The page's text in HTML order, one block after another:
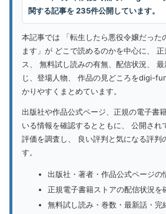
関する記事を 235件公開しています。
本記事では 「転生したら悪役令嬢だった
ます」が どこで読めるのかを中心に、
ス、 無料試し読みの有無、配信状況、
じ、登場人物、 作品の見どころをdigi-
かりやすくまとめています。
出版社や作品公式ページ、正規の電子書
いる情報を確認するとともに、 公開され
評価を調査し、 良い評判と気になる評判
す。
出版社・著者・作品公式ページの
正規電子書籍ストアの配信状況を
無料試し読み・巻数・最新話・完